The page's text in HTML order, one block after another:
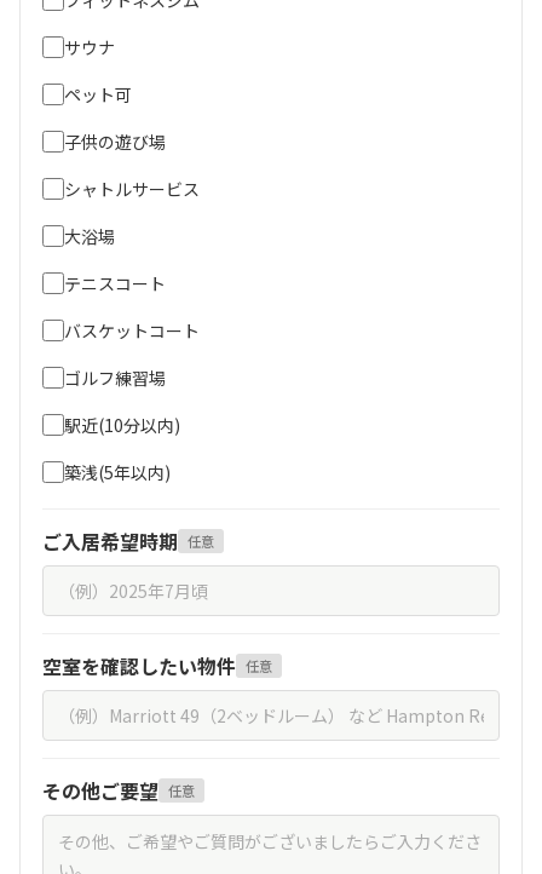
サウナ
ペット可
子供の遊び場
シャトルサービス
大浴場
テニスコート
バスケットコート
ゴルフ練習場
駅近(10分以内)
築浅(5年以内)
ご入居希望時期 任意
空室を確認したい物件 任意
その他ご要望 任意